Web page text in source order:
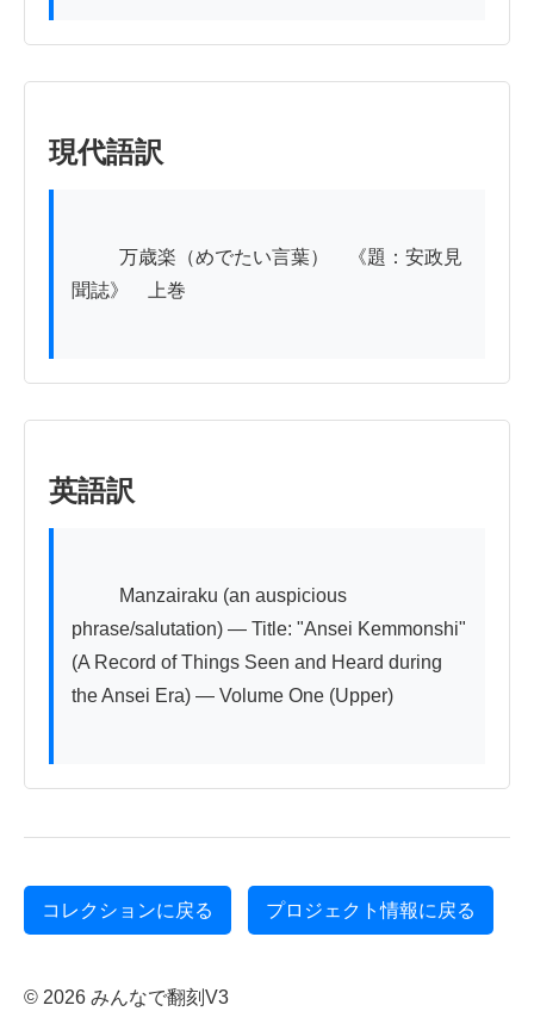
現代語訳
聞誌》　上巻
英語訳
phrase/salutation) — Title: "Ansei Kemmonshi"
(A Record of Things Seen and Heard during
the Ansei Era) — Volume One (Upper)
コレクションに戻る プロジェクト情報に戻る
© 2026 みんなで翻刻V3